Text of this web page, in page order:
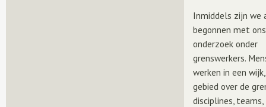
Inmiddels zijn we
begonnen met
onderzoek onder
grenswerkers.
werken in een
gebied over de
disciplines, teams,